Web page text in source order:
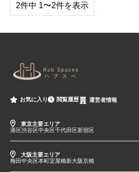
2件中 1〜2件を表示
お気に入り 閲覧履歴 運営者情報
東京主要エリア
港区渋谷区中央区千代田区新宿区
大阪主要エリア
梅田中央区本町淀屋橋新大阪京橋